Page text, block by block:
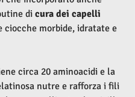
di cura dei capelli
ciocche morbide, idratate e
circa 20 aminoacidi e la
nutre e rafforza i fili